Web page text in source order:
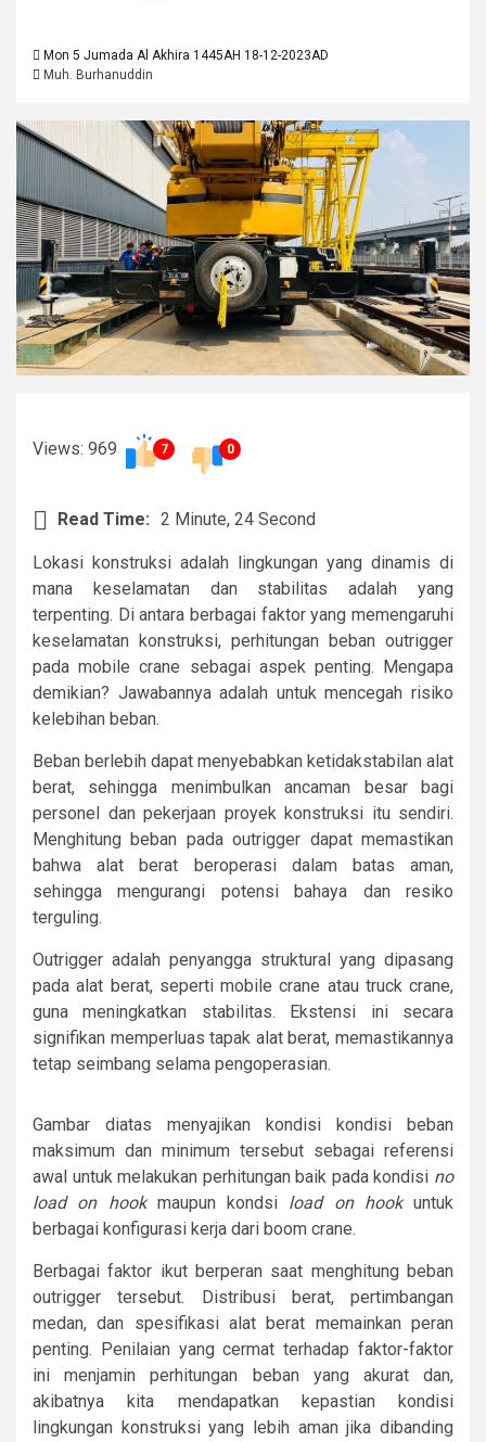
Mon 5 Jumada Al Akhira 1445AH 18-12-2023AD
Muh. Burhanuddin
Views: 969 7 0
Read Time: 2 Minute, 24 Second
Lokasi konstruksi adalah lingkungan yang dinamis di
mana keselamatan dan stabilitas adalah yang
terpenting. Di antara berbagai faktor yang memengaruhi
keselamatan konstruksi, perhitungan beban outrigger
pada mobile crane sebagai aspek penting. Mengapa
demikian? Jawabannya adalah untuk mencegah risiko
kelebihan beban.
Beban berlebih dapat menyebabkan ketidakstabilan alat
berat, sehingga menimbulkan ancaman besar bagi
personel dan pekerjaan proyek konstruksi itu sendiri.
Menghitung beban pada outrigger dapat memastikan
bahwa alat berat beroperasi dalam batas aman,
sehingga mengurangi potensi bahaya dan resiko
terguling.
Outrigger adalah penyangga struktural yang dipasang
pada alat berat, seperti mobile crane atau truck crane,
guna meningkatkan stabilitas. Ekstensi ini secara
signifikan memperluas tapak alat berat, memastikannya
tetap seimbang selama pengoperasian.
Gambar diatas menyajikan kondisi kondisi beban
maksimum dan minimum tersebut sebagai referensi
awal untuk melakukan perhitungan baik pada kondisi no
load on hookmaupun kondsi load on hookuntuk
berbagai konfigurasi kerja dari boom crane.
Berbagai faktor ikut berperan saat menghitung beban
outrigger tersebut. Distribusi berat, pertimbangan
medan, dan spesifikasi alat berat memainkan peran
penting. Penilaian yang cermat terhadap faktor-faktor
ini menjamin perhitungan beban yang akurat dan,
akibatnya kita mendapatkan kepastian kondisi
lingkungan konstruksi yang lebih aman jika dibanding